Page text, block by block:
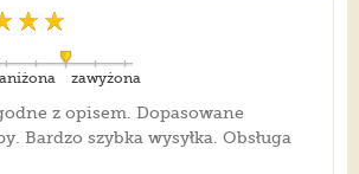
zawyżona
z opisem. Dopasowane
Bardzo szybka wysyłka. Obsługa